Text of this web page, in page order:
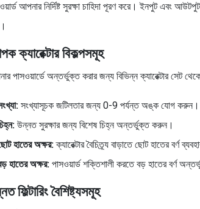
আপনার নির্দিষ্ট সুরক্ষা চাহিদা পূরণ করে। ইনপুট এবং
ক্যারেক্টার বিকল্পসমূহ
পাসওয়ার্ডে অন্তর্ভুক্ত করার জন্য বিভিন্ন ক্যারেক্টার সেট
সংখ্যাসূচক জটিলতার জন্য 0-9 পর্যন্ত অঙ্ক যোগ করুন।
উন্নত সুরক্ষার জন্য বিশেষ চিহ্ন অন্তর্ভুক্ত করুন।
হাতের অক্ষর:ক্যারেক্টার বৈচিত্র্য বাড়াতে ছোট হাতের বর্ণ
হাতের অক্ষর: পাসওয়ার্ড শক্তিশালী করতে বড় হাতের বর্ণ
ফিল্টারিং বৈশিষ্ট্যসমূহ